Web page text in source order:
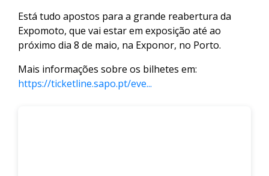
Está tudo apostos para a grande reabertura da
Expomoto, que vai estar em exposição até ao
próximo dia 8 de maio, na Exponor, no Porto.
Mais informações sobre os bilhetes em:
https://ticketline.sapo.pt/eve...